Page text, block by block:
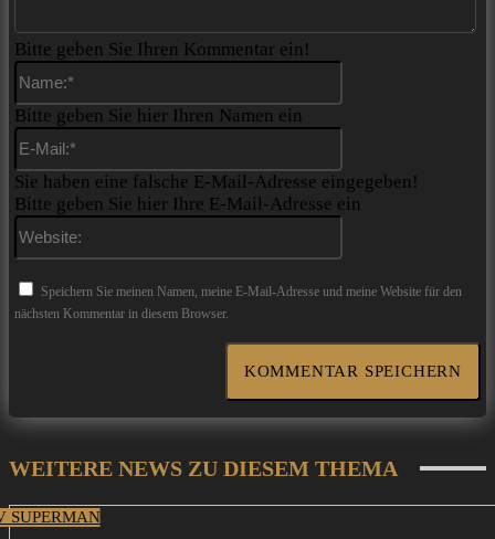
Bitte geben Sie Ihren Kommentar ein!
Bitte geben Sie hier Ihren Namen ein
Sie haben eine falsche E-Mail-Adresse eingegeben!
Bitte geben Sie hier Ihre E-Mail-Adresse ein
Speichern Sie meinen Namen, meine E-Mail-Adresse und meine Website für den
nächsten Kommentar in diesem Browser.
WEITERE NEWS ZU DIESEM THEMA
SUPERMAN